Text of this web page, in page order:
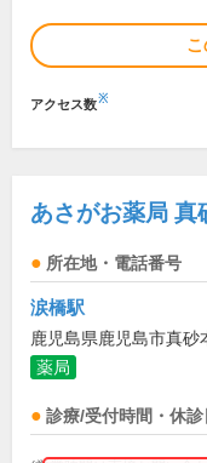
アクセス数※
あさがお薬局 真
所在地・電話番号
涙橋駅
鹿児島県鹿児島市真砂
薬局
診療/受付時間・休診